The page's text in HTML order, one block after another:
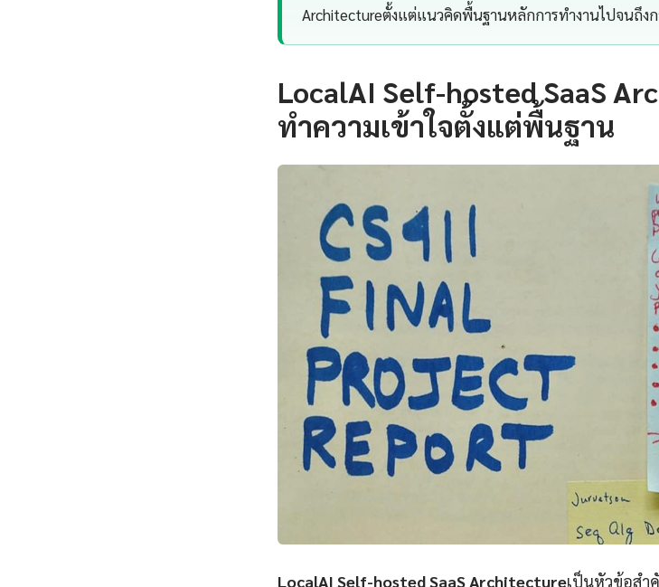
Architectureตั้งแต่แนวคิดพื้นฐานหลักการทำงานไปจนถึง
LocalAI Self-hosted SaaS
ทำความเข้าใจตั้งแต่พื้นฐาน
LocalAI Self-hosted SaaS Architectureเป็นหัวข้อสำ